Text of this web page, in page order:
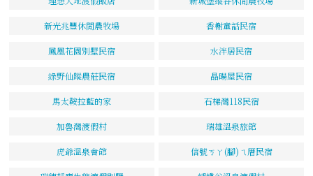
新光兆豐休閒農牧場 香榭童話民宿
鳳凰花園別墅民宿 水泮居民宿
綠野仙蹤農莊民宿 晶暘屋民宿
馬太鞍拉藍的家 石梯灣118民宿
加魯灣渡假村 瑞雄溫泉旅館
虎爺溫泉會館 信號ㄎㄚ(腳)ㄟ厝民宿